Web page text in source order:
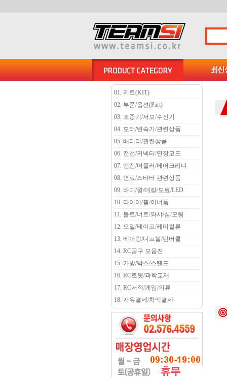
01. 키트(KIT)
02. 부품/옵션(Part)
03. 조종기/서보/수신기
04. 모터/변속기/관련상품
05. 배터리/관련상품
06. 전선/커넥터/연장코드
07. 엔진/머플러/에어크리너
08. 연료/스타터 관련상품
09. 바디/윙/데칼/도료/LED
10. 타이어/휠/이너폼
11. 볼트/너트/와샤/심/오링
12. 오일/테이프/케미컬류
13. 베아링/디프볼/턴버클
14. RC공구 모음전
15. 가방/박스/스탠드
16. RC로봇/과학교재
17. RC서적/게임/의류
18. 자유결제/차액결제